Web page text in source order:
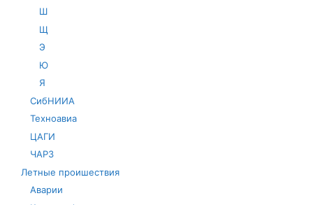
Ш
Щ
Э
Ю
Я
СибНИИА
Техноавиа
ЦАГИ
ЧАРЗ
Летные проишествия
Аварии